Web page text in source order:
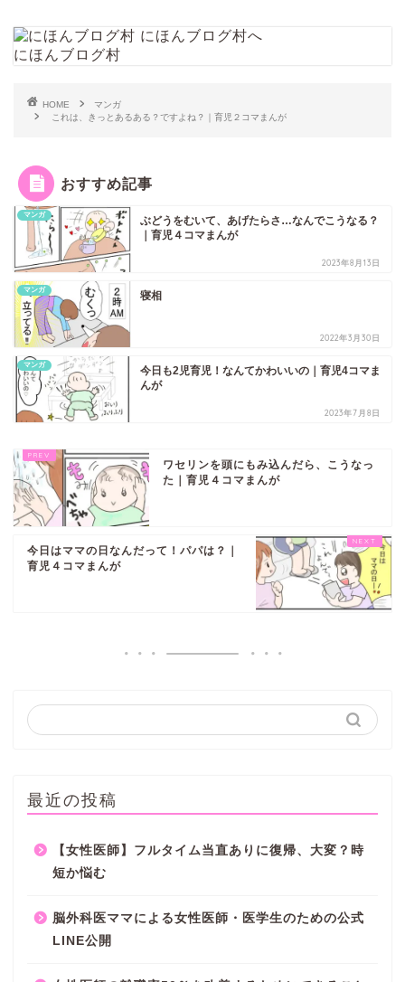
にほんブログ村
HOME
マンガ
これは、きっとあるある？ですよね？｜育児２コマまんが
おすすめ記事
マンガ
ぶどうをむいて、あげたらさ…なんでこうなる？
｜育児４コマまんが
2023年8月13日
マンガ 寝相
2022年3月30日
マンガ
今日も2児育児！なんてかわいいの｜育児4コマま
んが
2023年7月8日
ワセリンを頭にもみ込んだら、こうなっ
た｜育児４コマまんが
今日はママの日なんだって！パパは？｜
育児４コマまんが
最近の投稿
【女性医師】フルタイム当直ありに復帰、大変？時
短か悩む
脳外科医ママによる女性医師・医学生のための公式
LINE公開